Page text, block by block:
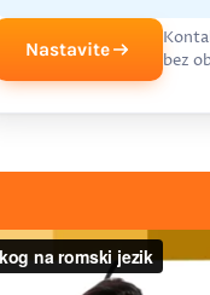
Nastavite
bez